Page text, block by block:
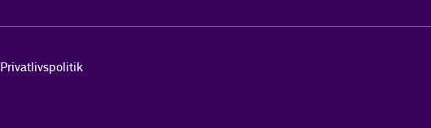
Privatlivspolitik